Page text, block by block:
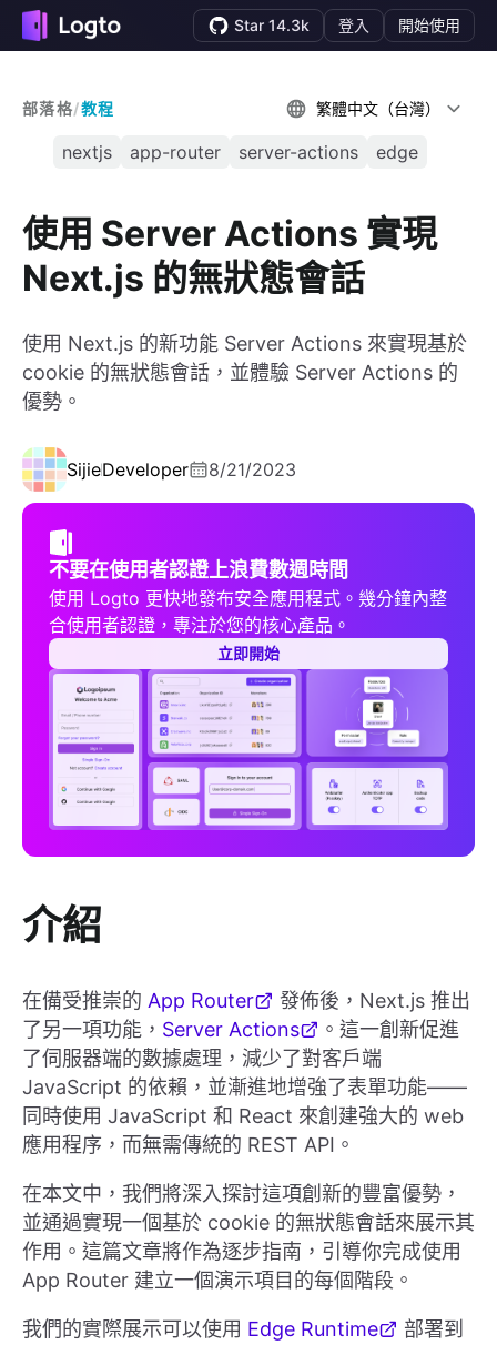
Star 14.3k 登入 開始使用
部落格/教程 繁體中文（台灣）
nextjs app-router server-actions edge
使用 Server Actions 實現
Next.js 的無狀態會話
使用 Next.js 的新功能 Server Actions 來實現基於
cookie 的無狀態會話，並體驗 Server Actions 的
優勢。
SijieDeveloper 8/21/2023
不要在使用者認證上浪費數週時間
使用 Logto 更快地發布安全應用程式。幾分鐘內整
合使用者認證，專注於您的核心產品。
立即開始
介紹
在備受推崇的 App Router
發佈後，Next.js 推出
了另一項功能， Server Actions
。這一創新促進
了伺服器端的數據處理，減少了對客戶端
JavaScript 的依賴，並漸進地增強了表單功能——
同時使用 JavaScript 和 React 來創建強大的 web
應用程序，而無需傳統的 REST API。
在本文中，我們將深入探討這項創新的豐富優勢，
並通過實現一個基於 cookie 的無狀態會話來展示其
作用。這篇文章將作為逐步指南，引導你完成使用
App Router 建立一個演示項目的每個階段。
我們的實際展示可以使用 Edge Runtime
部署到